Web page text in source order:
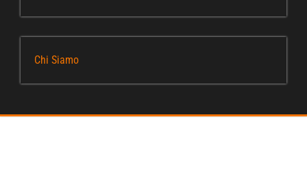
Chi Siamo